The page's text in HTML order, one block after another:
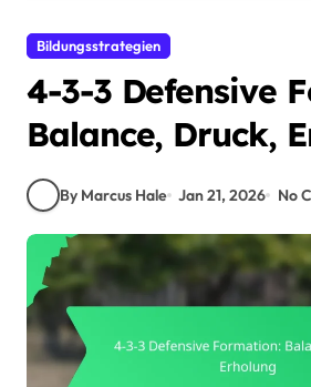
Bildungsstrategien
4-3-3 Defensive
Balance, Druck,
By Marcus Hale Jan 21, 2026 No